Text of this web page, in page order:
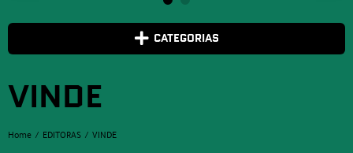
CATEGORIAS
VINDE
Home EDITORAS VINDE